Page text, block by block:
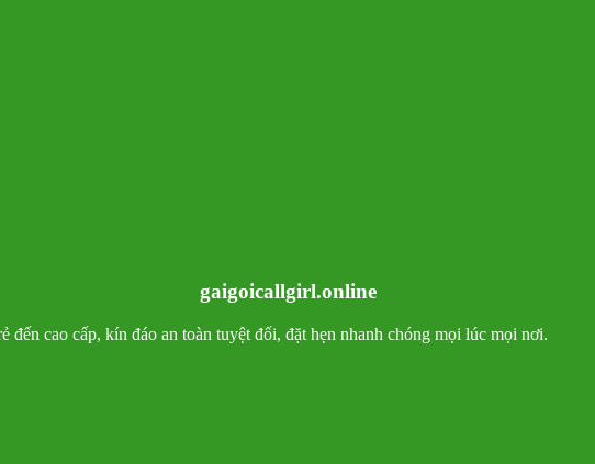
gaigoicallgirl.online
cao cấp, kín đáo an toàn tuyệt đối, đặt hẹn nhanh chóng mọi lúc mọi nơi.